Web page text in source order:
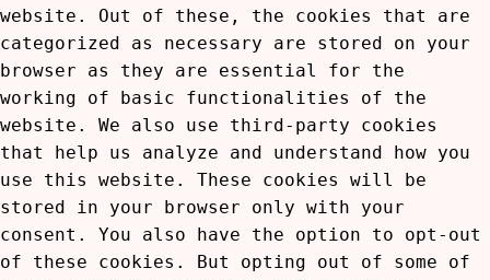
website. Out of these, the cookies that are
categorized as necessary are stored on your
browser as they are essential for the
working of basic functionalities of the
website. We also use third-party cookies
that help us analyze and understand how you
use this website. These cookies will be
stored in your browser only with your
consent. You also have the option to opt-out
of these cookies. But opting out of some of